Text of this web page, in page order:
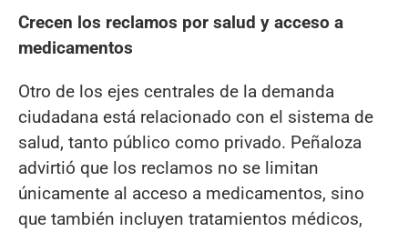
Crecen los reclamos por salud y acceso a
medicamentos
Otro de los ejes centrales de la demanda
ciudadana está relacionado con el sistema de
salud, tanto público como privado. Peñaloza
advirtió que los reclamos no se limitan
únicamente al acceso a medicamentos, sino
que también incluyen tratamientos médicos,